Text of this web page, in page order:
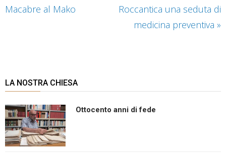
Macabre al Mako
Roccantica una seduta di
medicina preventiva »
LA NOSTRA CHIESA
Ottocento anni di fede